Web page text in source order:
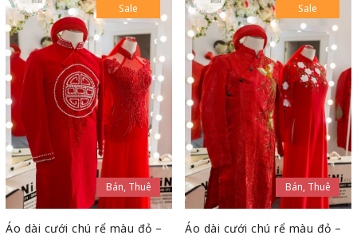
Bán, Thuê
Sale
Áo dài cưới chú rể màu đỏ –
Bán, Thuê
Sale
Áo dài cưới chú rể màu đỏ –